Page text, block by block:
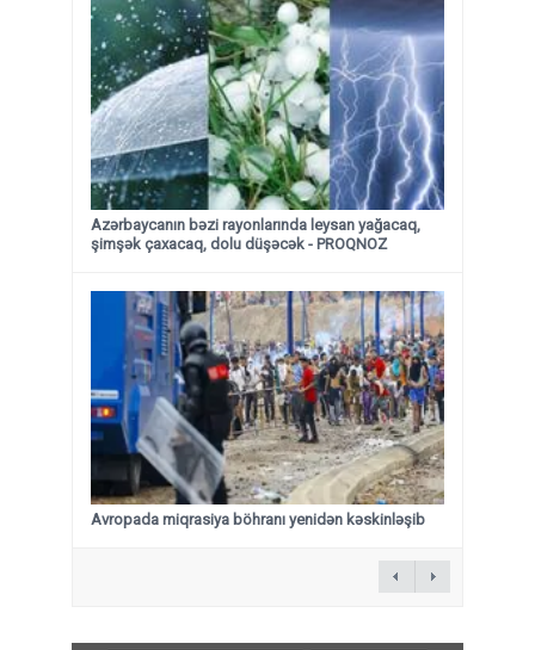
Azərbaycanın bəzi rayonlarında leysan yağacaq,
şimşək çaxacaq, dolu düşəcək - PROQNOZ
Avropada miqrasiya böhranı yenidən kəskinləşib